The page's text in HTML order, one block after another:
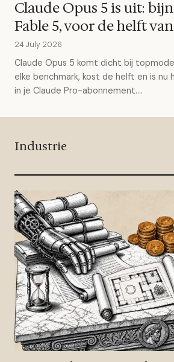
Claude Opus 5 is uit:
Fable 5, voor de helft
24 July 2026
Claude Opus 5 komt dicht bij
elke benchmark, kost de helft en is
in je Claude Pro-abonnement....
Industrie